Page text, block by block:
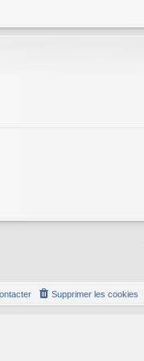
Supprimer les cookies